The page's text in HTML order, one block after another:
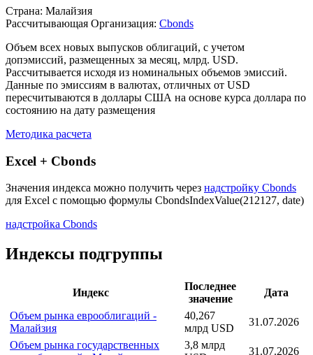
Описание индекса
Страна: Малайзия
Рассчитывающая Организация: Cbonds
Объем всех новых выпусков облигаций, с учетом
допэмиссий, размещенных за месяц, млрд. USD.
Рассчитывается исходя из номинальных объемов эмиссий.
Данные по эмиссиям в валютах, отличных от USD
состоянию на дату размещения
Методика расчета
Excel + Cbonds
для Excel с помощью формулы
Индексы подгруппы
Индекс
Последнее
значение